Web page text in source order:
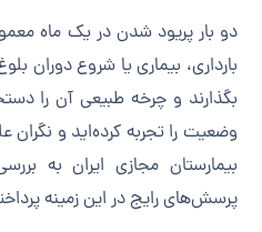
دو بار پریود شدن در یک ماه
بارداری، بیماری یا شروع دوران
بگذارند و چرخه طبیعی آن را
وضعیت را تجربه کرده‌اید و
بیمارستان مجازی ایران به
پرسش‌های رایج در این زمینه